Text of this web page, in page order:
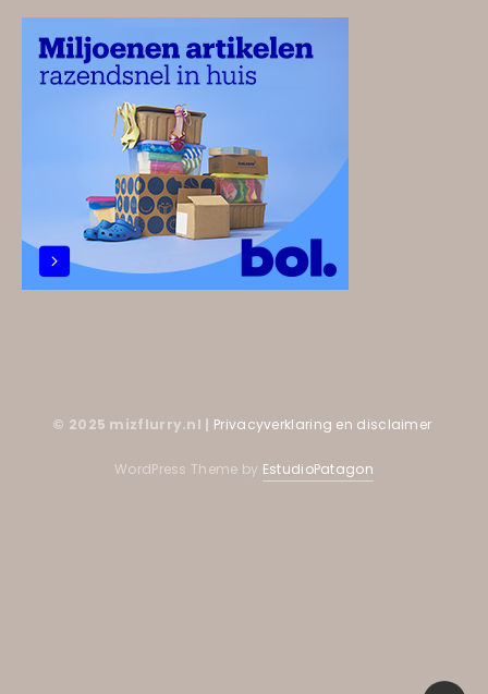
© 2025 mizflurry.nl | Privacyverklaring en disclaimer
WordPress Theme by EstudioPatagon